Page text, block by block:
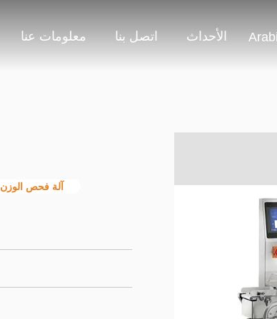
معلومات عنا اتصل بنا الأحداث
آلة فحص الوزن